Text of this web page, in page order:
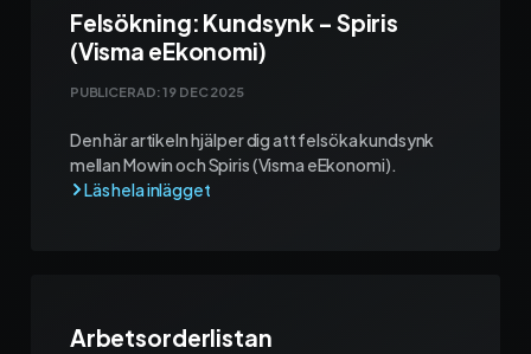
Felsökning: Kundsynk – Spiris
(Visma eEkonomi)
PUBLICERAD:19 DEC 2025
Den här artikeln hjälper dig att felsöka kundsynk
mellan Mowin och Spiris (Visma eEkonomi).
Arbetsorderlistan